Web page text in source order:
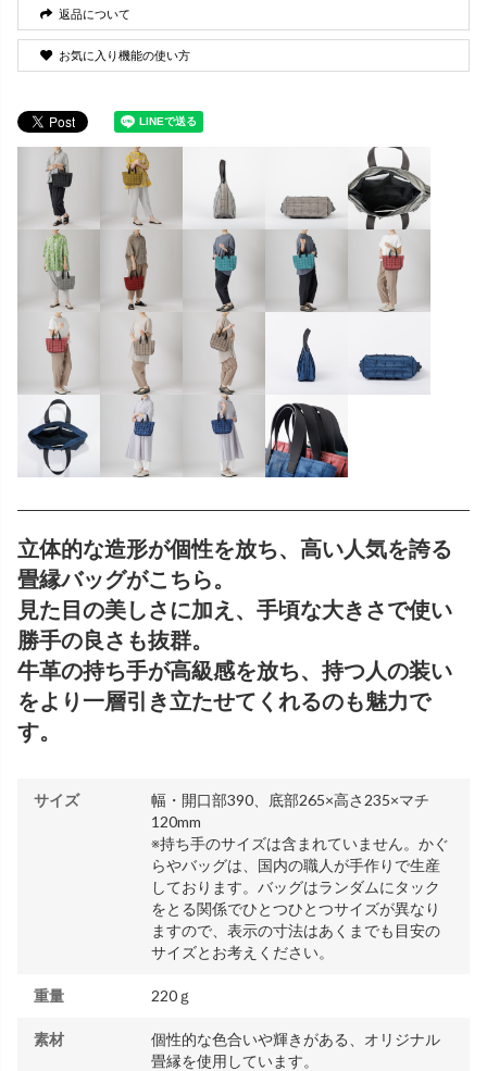
返品について
お気に入り機能の使い方
立体的な造形が個性を放ち、高い人気を誇る
畳縁バッグがこちら。
見た目の美しさに加え、手頃な大きさで使い
勝手の良さも抜群。
牛革の持ち手が高級感を放ち、持つ人の装い
をより一層引き立たせてくれるのも魅力で
す。
サイズ
幅・開口部390、底部265×高さ235×マチ
120mm
※持ち手のサイズは含まれていません。かぐ
らやバッグは、国内の職人が手作りで生産
しております。バッグはランダムにタック
をとる関係でひとつひとつサイズが異なり
ますので、表示の寸法はあくまでも目安の
サイズとお考えください。
重量 220ｇ
素材
個性的な色合いや輝きがある、オリジナル
畳縁を使用しています。